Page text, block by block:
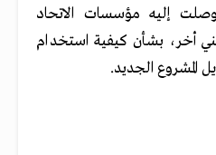
إليه مؤسسات الاتحاد
أخر، بشأن كيفية استخدام
المشروع الجديد.